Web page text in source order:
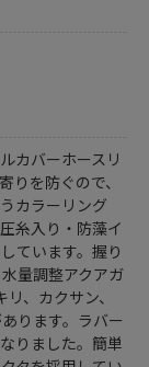
カバーホースリ
りを防ぐので、
カラーリング
糸入り・防藻イ
ています。握り
量調整アクアガ
、カクサン、
ります。ラバー
りました。簡単